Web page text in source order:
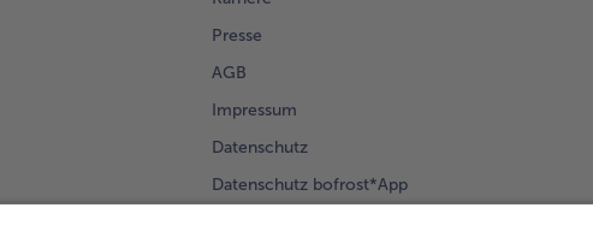
Presse
AGB
Impressum
Datenschutz
Datenschutz bofrost*App